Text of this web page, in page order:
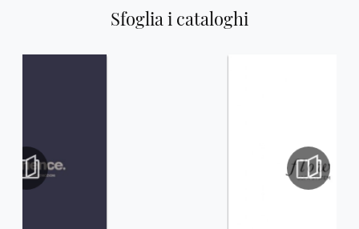
Sfoglia i cataloghi